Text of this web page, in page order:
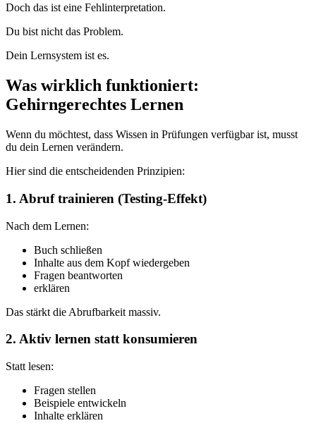
Doch das ist eine Fehlinterpretation.
Du bist nicht das Problem.
Dein Lernsystem ist es.
Was wirklich funktioniert:
Gehirngerechtes Lernen
Wenn du möchtest, dass Wissen in Prüfungen verfügbar ist, musst
du dein Lernen verändern.
Hier sind die entscheidenden Prinzipien:
1. Abruf trainieren (Testing-Effekt)
Nach dem Lernen:
Buch schließen
Inhalte aus dem Kopf wiedergeben
Fragen beantworten
erklären
Das stärkt die Abrufbarkeit massiv.
2. Aktiv lernen statt konsumieren
Statt lesen:
Fragen stellen
Beispiele entwickeln
Inhalte erklären